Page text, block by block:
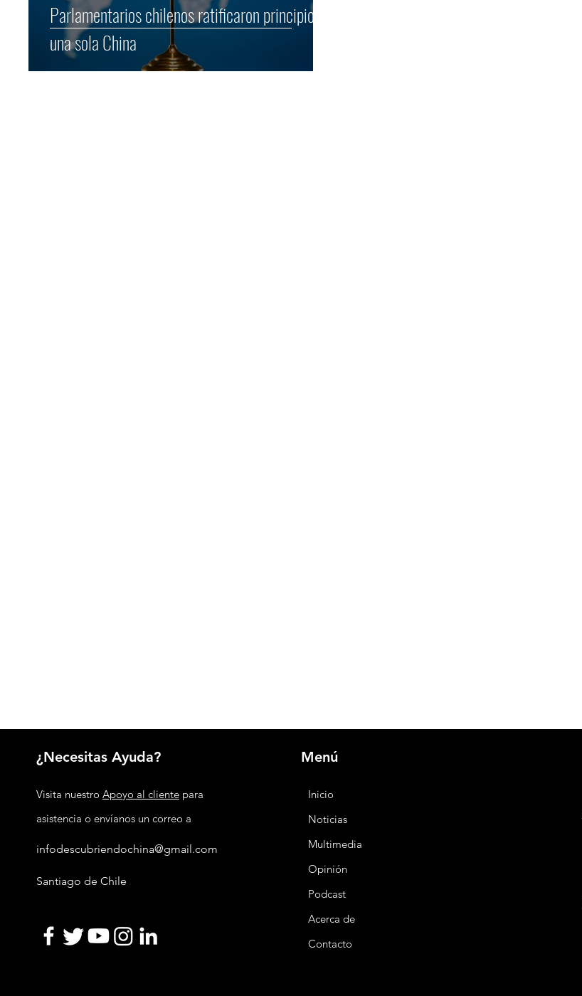
Parlamentarios chilenos ratificaron principio de
una sola China
¿Necesitas Ayuda?
Visita nuestro Apoyo al clientepara
asistencia o envíanos un correo a
infodescubriendochina@gmail.com
Santiago de Chile
Menú
Inicio
Noticias
Multimedia
Opinión
Podcast
Acerca de
Contacto